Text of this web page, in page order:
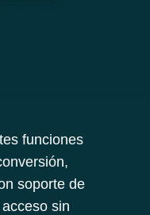
funciones
soporte de
sin